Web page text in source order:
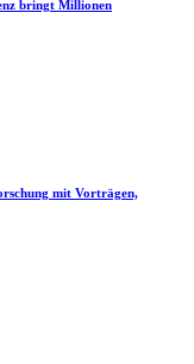
bringt Millionen
mit Vorträgen,